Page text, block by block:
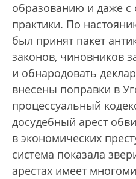
образованию и даже с
практики. По
был принят пакет
законов, чиновников
и обнародовать
внесены поправки в
процессуальный
досудебный арест
в экономических
система показала
арестах имеет